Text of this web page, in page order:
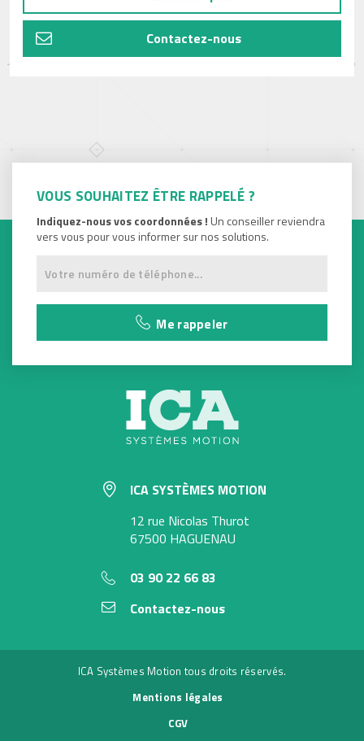
Contactez-nous
VOUS SOUHAITEZ ÊTRE RAPPELÉ ?
Indiquez-nous vos coordonnées ! Un conseiller reviendra
vers vous pour vous informer sur nos solutions.
Me rappeler
ICA SYSTÈMES MOTION
12 rue Nicolas Thurot
67500 HAGUENAU
03 90 22 66 83
Contactez-nous
ICA Systèmes Motion tous droits réservés.
Mentions légales
CGV